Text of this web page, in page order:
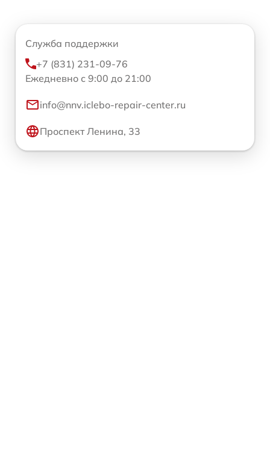
Служба поддержки
+7 (831) 231-09-76
Ежедневно с 9:00 до 21:00
info@nnv.iclebo-repair-center.ru
Проспект Ленина, 33